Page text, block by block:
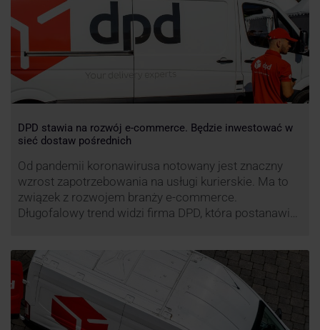
DPD stawia na rozwój e-commerce. Będzie inwestować w
sieć dostaw pośrednich
Od pandemii koronawirusa notowany jest znaczny
wzrost zapotrzebowania na usługi kurierskie. Ma to
związek z rozwojem branży e-commerce.
Długofalowy trend widzi firma DPD, która postanawia
usługi DPD Pickup. Firma już teraz chwali się danymi.